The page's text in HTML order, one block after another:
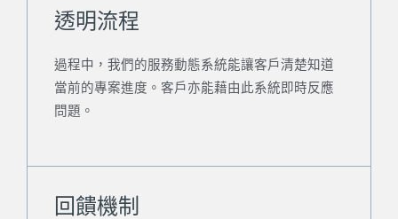
透明流程
過程中，我們的服務動態系統能讓客戶清楚知道
當前的專案進度。客戶亦能藉由此系統即時反應
問題。
回饋機制